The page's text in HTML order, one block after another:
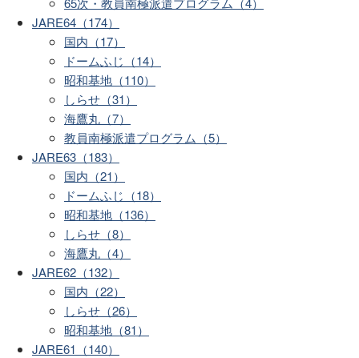
JARE64（174）
国内（17）
ドームふじ（14）
昭和基地（110）
しらせ（31）
海鷹丸（7）
教員南極派遣プログラム（5）
JARE63（183）
国内（21）
ドームふじ（18）
昭和基地（136）
しらせ（8）
海鷹丸（4）
JARE62（132）
国内（22）
しらせ（26）
昭和基地（81）
JARE61（140）